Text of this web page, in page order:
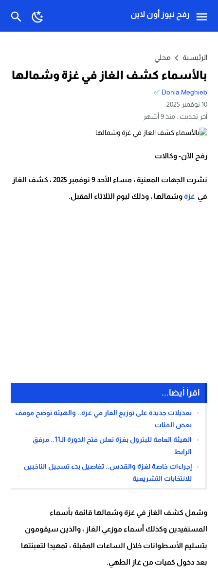
رفح نيوز أون لاين
الرئيسية محلي
بالأسماء كشف الغاز في غزة وشمالها
Donia Meghieb ✅
10 نوفمبر 2025
آخر تحديث :منذ 9 أشهر
رفح الآن- وكالات
نشرت الجهات المعنية ، مساء الأحد 9 نوفمبر 2025 ، كشف الغاز
في غزةوشمالها ، وذلك ليوم الثلاثاء المقبل.
اقرأ أيضا...
تعديلات جديدة على توزيع الغاز في غزة.. والهيئة توضح موقف
بعض الفئات
الهيئة العامة للبترول بغزة تعلن فتح الدورة الـ11.. مرفق
الرابط
إجراءات خاصة لغزة والقدس.. تفاصيل بدء تسجيل الناخبين
للانتخابات التشريعية
وشمل كشف الغاز في غزة وشمالها قائمة بأسماء
المستفيدين وكذلك أسماء موزعي الغاز ، والذين سيقومون
بتسليم الأسطوانات خلال الساعات المقبلة ، تمهيدا لتعبئتها
بعد دخول كميات من غاز الطهي.